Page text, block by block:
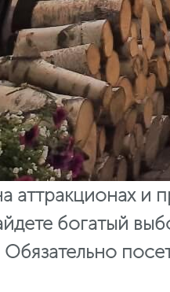
аттракционах и
богатый
Обязательно